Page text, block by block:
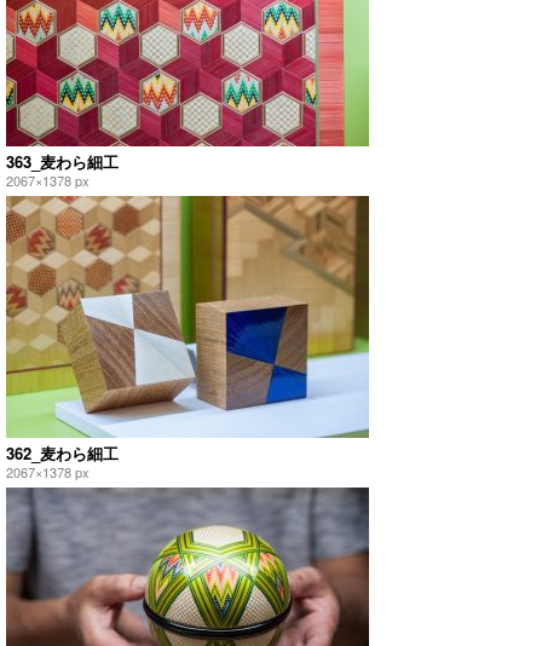
363_麦わら細工
2067×1378 px
362_麦わら細工
2067×1378 px